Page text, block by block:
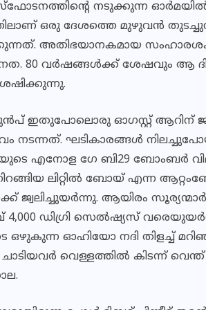
നടുക്കുന്ന ഓര്‍മയില്‍
ഒരു ദേശത്തെ മുഴുവന്‍
അതിഭയാനകമായ
80 വര്‍ഷങ്ങള്‍ക്ക് ശേഷവും ആ
ഇതുപോലൊരു ഓഗസ്റ്റ് ആറിന്
നടന്നത്. ഘടികാരങ്ങള്‍
എനോള ഗേ ബി29 ബോംബര്‍
ലിറ്റില്‍ ബോയ് എന്ന
ജ്വലിച്ചുയര്‍ന്നു. ആയിരം
ഡിഗ്രി സെല്‍ഷ്യസ്
ഒഴുകുന്ന ഓഹിയോ നദി തിളച്ച്
വെള്ളത്തില്‍ കിടന്ന് വെന്ത്